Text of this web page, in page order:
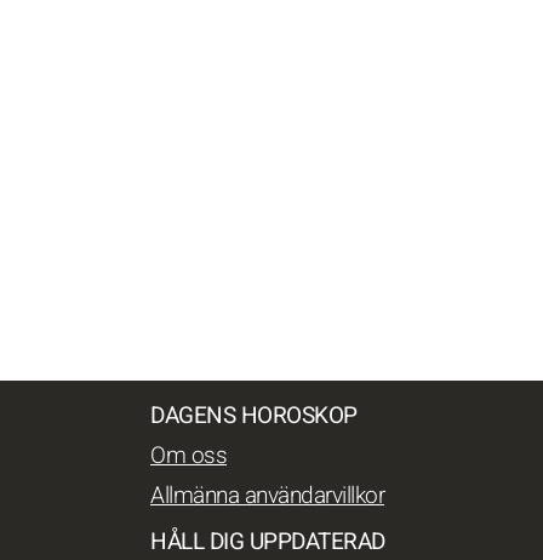
DAGENS HOROSKOP
Om oss
Allmänna användarvillkor
HÅLL DIG UPPDATERAD